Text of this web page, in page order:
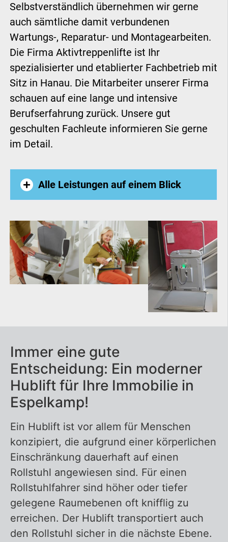
Selbstverständlich übernehmen wir gerne
auch sämtliche damit verbundenen
Wartungs-, Reparatur- und Montagearbeiten.
Die Firma Aktivtreppenlifte ist Ihr
spezialisierter und etablierter Fachbetrieb mit
Sitz in Hanau. Die Mitarbeiter unserer Firma
schauen auf eine lange und intensive
Berufserfahrung zurück. Unsere gut
geschulten Fachleute informieren Sie gerne
im Detail.
Alle Leistungen auf einem Blick
Außenlift
Homelift
Plattformlift
Seniorenlift
Treppenaufzug
Treppenlift
Zurück zur Übersicht – Hublift
Immer eine gute
Entscheidung: Ein moderner
Hublift für Ihre Immobilie in
Espelkamp!
Ein Hublift ist vor allem für Menschen
konzipiert, die aufgrund einer körperlichen
Einschränkung dauerhaft auf einen
Rollstuhl angewiesen sind. Für einen
Rollstuhlfahrer sind höher oder tiefer
gelegene Raumebenen oft knifflig zu
erreichen. Der Hublift transportiert auch
den Rollstuhl sicher in die nächste Ebene.